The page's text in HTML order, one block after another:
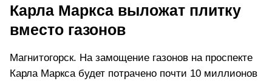
Карла Маркса выложат плитку
вместо газонов
Магнитогорск. На замощение газонов на проспекте
Карла Маркса будет потрачено почти 10 миллионов